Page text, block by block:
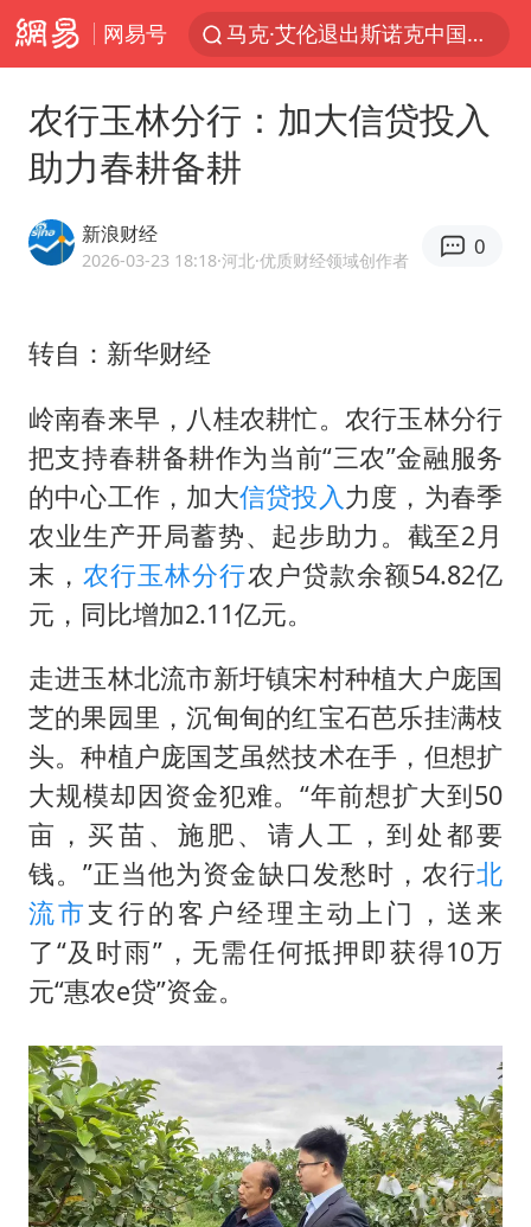
网易号
马克·艾伦退出斯诺克中国公开赛
上四休三，但降薪1000元，你接受吗？
老挝国会主席赛宋蓬逝世
台当局重金为“台独”织“皇帝新衣”
几元成本的AI广告导致千万市值蒸发
《欢迎来龙餐馆》口碑
白海豚将正面袭击贯穿浙江
酒店回应车内过夜被收150元
杭州全市有序停课
商场现钱学森巨幅海报 负责人回应
乐享全民健身 共筑健康中国
农行玉林分行：加大信贷投入
助力春耕备耕
新浪财经
2026-03-23 18:18·河北·优质财经领域创作者
0
转自：新华财经
岭南春来早，八桂农耕忙。农行玉林分行
把支持春耕备耕作为当前“三农”金融服务
的中心工作，加大信贷投入 力度，为春季
农业生产开局蓄势、起步助力。截至2月
末，农行玉林分行农户贷款余额54.82亿
元，同比增加2.11亿元。
走进玉林北流市新圩镇宋村种植大户庞国
芝的果园里，沉甸甸的红宝石芭乐挂满枝
头。种植户庞国芝虽然技术在手，但想扩
大规模却因资金犯难。“年前想扩大到50
亩，买苗、施肥、请人工，到处都要
钱。”正当他为资金缺口发愁时，农行北
流市支行的客户经理主动上门，送来
了“及时雨”，无需任何抵押即获得10万
元“惠农e贷”资金。